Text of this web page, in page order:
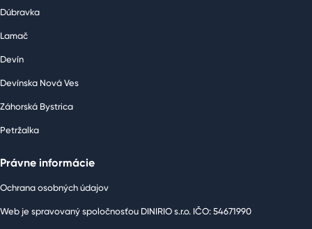
Dúbravka
Lamač
Devín
Devínska Nová Ves
Záhorská Bystrica
Petržalka
Právne informácie
Ochrana osobných údajov
Web je spravovaný spoločnosťou DINIRIO s.r.o. IČO: 54671990